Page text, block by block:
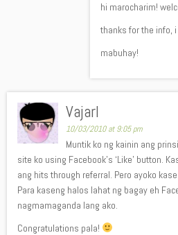
hi marocharim!
thanks for the info,
mabuhay!
Vajarl
10/03/2010 at 9:05 pm
Muntik ko ng kainin ang
site ko using Facebook’s ‘Like’ button.
ang hits through referral. Pero ayoko
Para kaseng halos lahat ng bagay eh
nagmamaganda lang ako.
Congratulations pala!